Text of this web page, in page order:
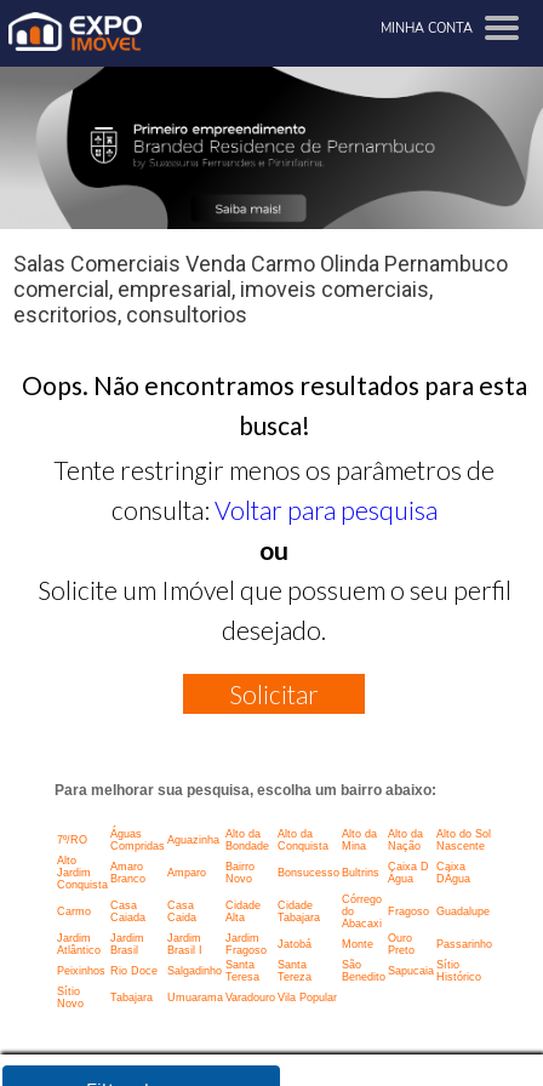
MINHA CONTA
Salas Comerciais Venda Carmo Olinda Pernambuco
comercial, empresarial, imoveis comerciais,
escritorios, consultorios
Oops. Não encontramos resultados para esta
busca!
Tente restringir menos os parâmetros de
consulta: Voltar para pesquisa
ou
Solicite um Imóvel que possuem o seu perfil
desejado.
Solicitar
Para melhorar sua pesquisa, escolha um bairro abaixo:
7º/RO
Águas
Compridas Aguazinha Alto da
Bondade
Alto da
Conquista
Alto da
Mina
Alto da
Nação
Alto do Sol
Nascente
Alto
Jardim
Conquista
Amaro
Branco
Amparo
Bairro
Novo
Bonsucesso Bultrins
Caixa D
Água
Caixa
DÁgua
Carmo
Casa
Caiada
Casa
Caida
Cidade
Alta
Cidade
Tabajara
Córrego
do
Abacaxi
Fragoso Guadalupe
Jardim
Atlântico
Jardim
Brasil
Jardim
Brasil I
Jardim
Fragoso
Jatobá Monte
Ouro
Preto
Passarinho
Peixinhos Rio Doce Salgadinho Santa
Teresa
Santa
Tereza
São
Benedito Sapucaia Sítio
Histórico
Sítio
Novo
Tabajara Umuarama Varadouro Vila Popular